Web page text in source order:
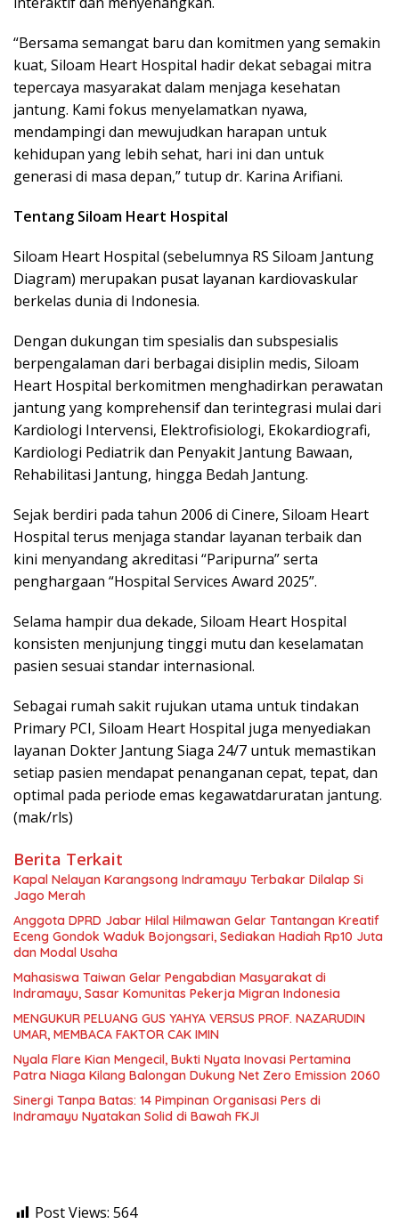
“Bersama semangat baru dan komitmen yang semakin
kuat, Siloam Heart Hospital hadir dekat sebagai mitra
tepercaya masyarakat dalam menjaga kesehatan
jantung. Kami fokus menyelamatkan nyawa,
mendampingi dan mewujudkan harapan untuk
kehidupan yang lebih sehat, hari ini dan untuk
generasi di masa depan,” tutup dr. Karina Arifiani.
Tentang Siloam Heart Hospital
Siloam Heart Hospital (sebelumnya RS Siloam Jantung
Diagram) merupakan pusat layanan kardiovaskular
berkelas dunia di Indonesia.
Dengan dukungan tim spesialis dan subspesialis
berpengalaman dari berbagai disiplin medis, Siloam
Heart Hospital berkomitmen menghadirkan perawatan
jantung yang komprehensif dan terintegrasi mulai dari
Kardiologi Intervensi, Elektrofisiologi, Ekokardiografi,
Kardiologi Pediatrik dan Penyakit Jantung Bawaan,
Rehabilitasi Jantung, hingga Bedah Jantung.
Sejak berdiri pada tahun 2006 di Cinere, Siloam Heart
Hospital terus menjaga standar layanan terbaik dan
kini menyandang akreditasi “Paripurna” serta
penghargaan “Hospital Services Award 2025”.
Selama hampir dua dekade, Siloam Heart Hospital
konsisten menjunjung tinggi mutu dan keselamatan
pasien sesuai standar internasional.
Sebagai rumah sakit rujukan utama untuk tindakan
Primary PCI, Siloam Heart Hospital juga menyediakan
layanan Dokter Jantung Siaga 24/7 untuk memastikan
setiap pasien mendapat penanganan cepat, tepat, dan
optimal pada periode emas kegawatdaruratan jantung.
(mak/rls)
Berita Terkait
Kapal Nelayan Karangsong Indramayu Terbakar Dilalap Si
Jago Merah
Anggota DPRD Jabar Hilal Hilmawan Gelar Tantangan Kreatif
Eceng Gondok Waduk Bojongsari, Sediakan Hadiah Rp10 Juta
dan Modal Usaha
Mahasiswa Taiwan Gelar Pengabdian Masyarakat di
Indramayu, Sasar Komunitas Pekerja Migran Indonesia
MENGUKUR PELUANG GUS YAHYA VERSUS PROF. NAZARUDIN
UMAR, MEMBACA FAKTOR CAK IMIN
Nyala Flare Kian Mengecil, Bukti Nyata Inovasi Pertamina
Patra Niaga Kilang Balongan Dukung Net Zero Emission 2060
Sinergi Tanpa Batas: 14 Pimpinan Organisasi Pers di
Indramayu Nyatakan Solid di Bawah FKJI
Post Views: 564